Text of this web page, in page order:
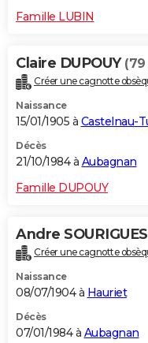
Famille LUBIN
Claire DUPOUY (79
Créer une cagnotte
Naissance
15/01/1905 à Castelnau-
Décès
21/10/1984 à Aubagnan
Famille DUPOUY
Andre SOURIGUES
Créer une cagnotte
Naissance
08/07/1904 à Hauriet
Décès
07/01/1984 à Aubagnan